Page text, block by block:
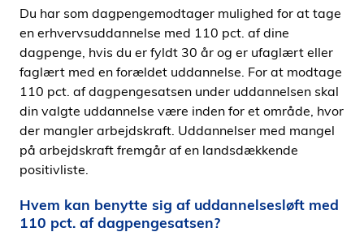
Du har som dagpengemodtager mulighed for at tage
en erhvervsuddannelse med 110 pct. af dine
dagpenge, hvis du er fyldt 30 år og er ufaglært eller
faglært med en forældet uddannelse. For at modtage
110 pct. af dagpengesatsen under uddannelsen skal
din valgte uddannelse være inden for et område, hvor
der mangler arbejdskraft. Uddannelser med mangel
på arbejdskraft fremgår af en landsdækkende
positivliste.
Hvem kan benytte sig af uddannelsesløft med
110 pct. af dagpengesatsen?